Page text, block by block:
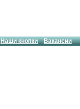
Наши кнопки Вакансии